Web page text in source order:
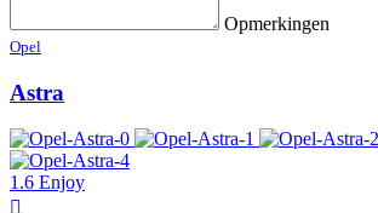
Opmerkingen
Opel
Astra
1.6 Enjoy